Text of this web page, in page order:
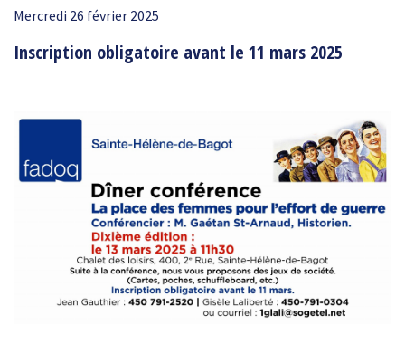
Mercredi 26 février 2025
Inscription obligatoire avant le 11 mars 2025